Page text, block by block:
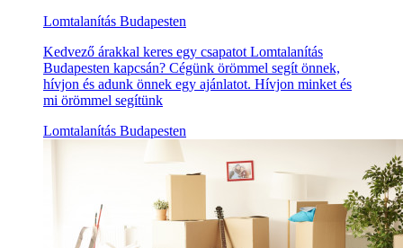
Lomtalanítás Budapesten
Kedvező árakkal keres egy csapatot Lomtalanítás
Budapesten kapcsán? Cégünk örömmel segít önnek,
hívjon és adunk önnek egy ajánlatot. Hívjon minket és
mi örömmel segítünk
Lomtalanítás Budapesten